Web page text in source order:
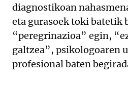
diagnostikoan
eta gurasoek toki batetik
“peregrinazioa” egin,
galtzea”, psikologoaren
profesional baten